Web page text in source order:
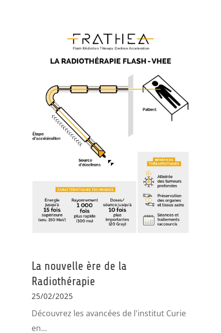
La nouvelle ère de la
Radiothérapie
25/02/2025
Découvrez les avancées de l'institut Curie
en...